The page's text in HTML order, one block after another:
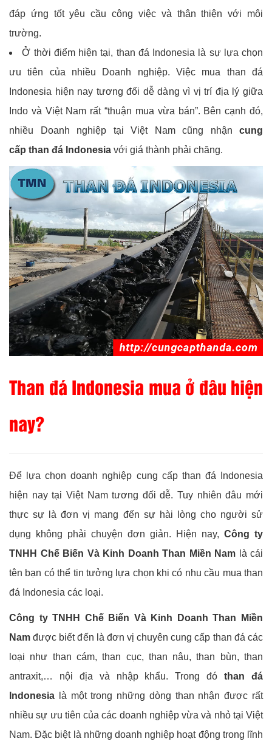
đáp ứng tốt yêu cầu công việc và thân thiện với môi
trường.
Ở thời điểm hiện tại, than đá Indonesia là sự lựa chọn
ưu tiên của nhiều Doanh nghiệp. Việc mua than đá
Indonesia hiện nay tương đối dễ dàng vì vị trí địa lý giữa
Indo và Việt Nam rất “thuận mua vừa bán”. Bên cạnh đó,
nhiều Doanh nghiệp tại Việt Nam cũng nhận cung
cấp than đá Indonesia với giá thành phải chăng.
Than đá Indonesia mua ở đâu hiện
nay?
Để lựa chọn doanh nghiệp cung cấp than đá Indonesia
hiện nay tại Việt Nam tương đối dễ. Tuy nhiên đâu mới
thực sự là đơn vị mang đến sự hài lòng cho người sử
dụng không phải chuyện đơn giản. Hiện nay, Công ty
TNHH Chế Biến Và Kinh Doanh Than Miền Nam là cái
tên bạn có thể tin tưởng lựa chọn khi có nhu cầu mua than
đá Indonesia các loại.
Công ty TNHH Chế Biến Và Kinh Doanh Than Miền
Nam được biết đến là đơn vị chuyên cung cấp than đá các
loại như than cám, than cục, than nâu, than bùn, than
antraxit,… nội địa và nhập khẩu. Trong đóthan đá
Indonesia là một trong những dòng than nhận được rất
nhiều sự ưu tiên của các doanh nghiệp vừa và nhỏ tại Việt
Nam. Đặc biệt là những doanh nghiệp hoạt động trong lĩnh